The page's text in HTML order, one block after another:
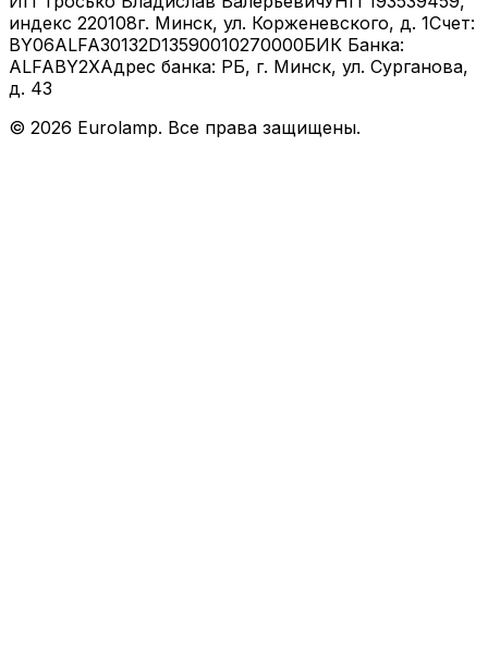
индекс 220108г. Минск, ул. Корженевского, д. 1Счет:
BY06ALFA30132D13590010270000БИК Банка:
ALFABY2XАдрес банка: РБ, г. Минск, ул. Сурганова,
д. 43
© 2026 Eurolamp. Все права защищены.